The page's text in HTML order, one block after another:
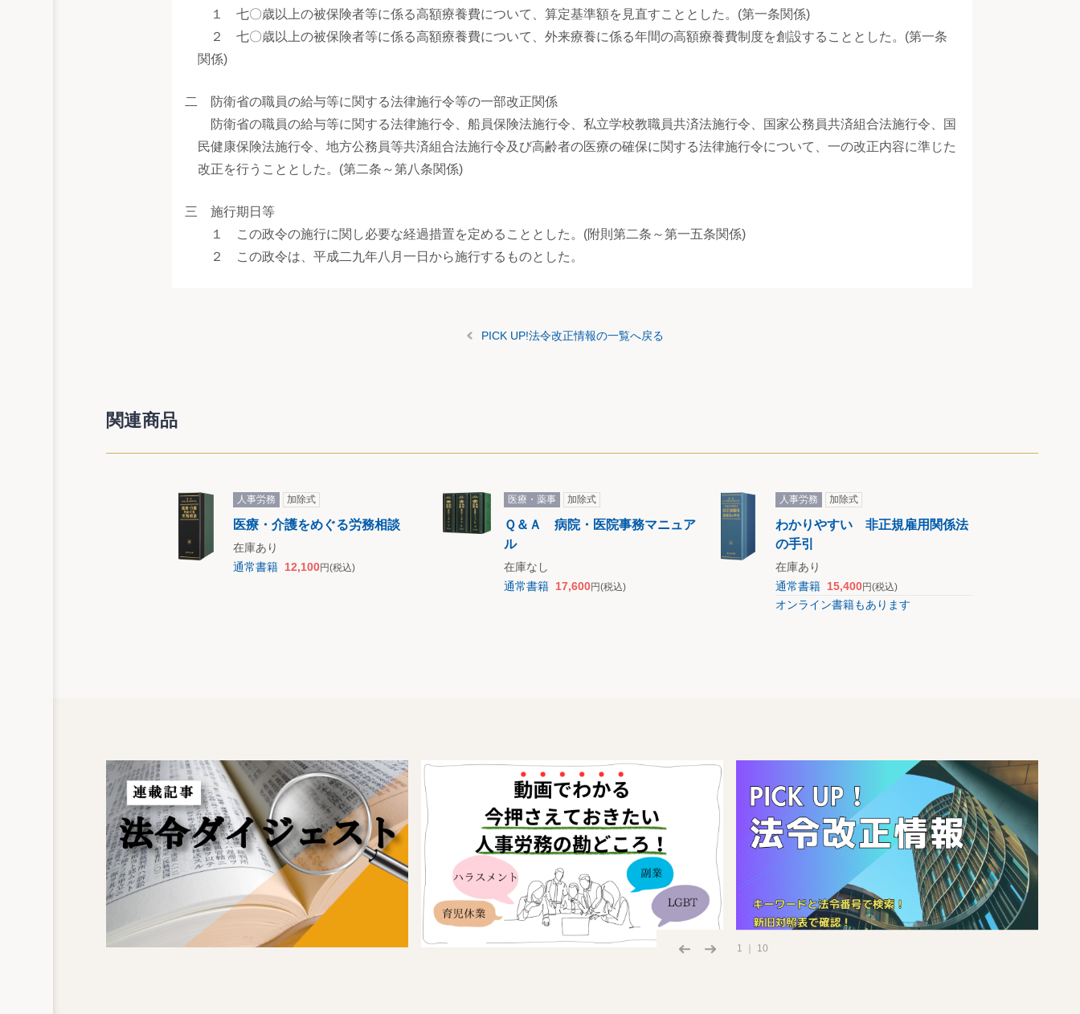
１ 七〇歳以上の被保険者等に係る高額療養費について、算定基準額を見直すこととした。(第一条関係)
２ 七〇歳以上の被保険者等に係る高額療養費について、外来療養に係る年間の高額療養費制度を創設することとした。(第一条
関係)
二 防衛省の職員の給与等に関する法律施行令等の一部改正関係
防衛省の職員の給与等に関する法律施行令、船員保険法施行令、私立学校教職員共済法施行令、国家公務員共済組合法施行令、国
民健康保険法施行令、地方公務員等共済組合法施行令及び高齢者の医療の確保に関する法律施行令について、一の改正内容に準じた
改正を行うこととした。(第二条～第八条関係)
三 施行期日等
１ この政令の施行に関し必要な経過措置を定めることとした。(附則第二条～第一五条関係)
２ この政令は、平成二九年八月一日から施行するものとした。
PICK UP!法令改正情報の一覧へ戻る
関連商品
人事労務 加除式
医療・介護をめぐる労務相談
在庫あり
通常書籍 12,100円(税込)
医療・薬事 加除式
Ｑ＆Ａ 病院・医院事務マニュア
ル
在庫なし
通常書籍 17,600円(税込)
人事労務 加除式
わかりやすい 非正規雇用関係法
の手引
在庫あり
通常書籍 15,400円(税込)
オンライン書籍もあります
1 ｜ 10